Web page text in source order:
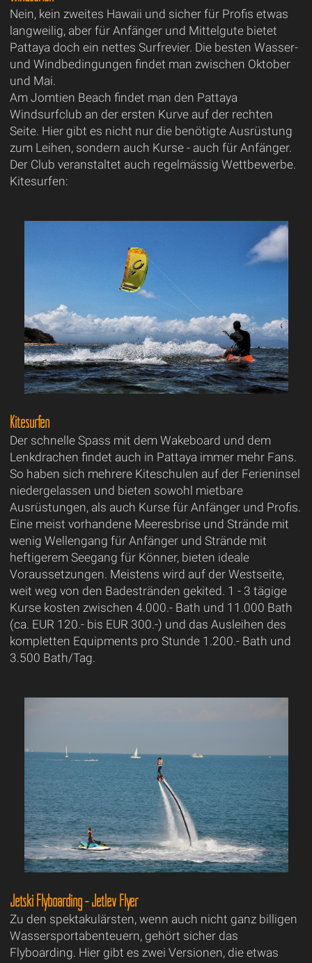
Nein, kein zweites Hawaii und sicher für Profis etwas
langweilig, aber für Anfänger und Mittelgute bietet
Pattaya doch ein nettes Surfrevier. Die besten Wasser-
und Windbedingungen findet man zwischen Oktober
und Mai.
Am Jomtien Beach findet man den Pattaya
Windsurfclub an der ersten Kurve auf der rechten
Seite. Hier gibt es nicht nur die benötigte Ausrüstung
zum Leihen, sondern auch Kurse - auch für Anfänger.
Der Club veranstaltet auch regelmässig Wettbewerbe.
Kitesurfen:
Kitesurfen
Der schnelle Spass mit dem Wakeboard und dem
Lenkdrachen findet auch in Pattaya immer mehr Fans.
So haben sich mehrere Kiteschulen auf der Ferieninsel
niedergelassen und bieten sowohl mietbare
Ausrüstungen, als auch Kurse für Anfänger und Profis.
Eine meist vorhandene Meeresbrise und Strände mit
wenig Wellengang für Anfänger und Strände mit
heftigerem Seegang für Könner, bieten ideale
Voraussetzungen. Meistens wird auf der Westseite,
weit weg von den Badestränden gekited. 1 - 3 tägige
Kurse kosten zwischen 4.000.- Bath und 11.000 Bath
(ca. EUR 120.- bis EUR 300.-) und das Ausleihen des
kompletten Equipments pro Stunde 1.200.- Bath und
3.500 Bath/Tag.
Jetski Flyboarding - Jetlev Flyer
Zu den spektakulärsten, wenn auch nicht ganz billigen
Wassersportabenteuern, gehört sicher das
Flyboarding. Hier gibt es zwei Versionen, die etwas